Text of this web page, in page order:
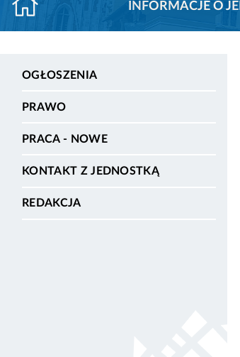
INFORMACJE O
OGŁOSZENIA
PRAWO
PRACA - NOWE
KONTAKT Z JEDNOSTKĄ
REDAKCJA